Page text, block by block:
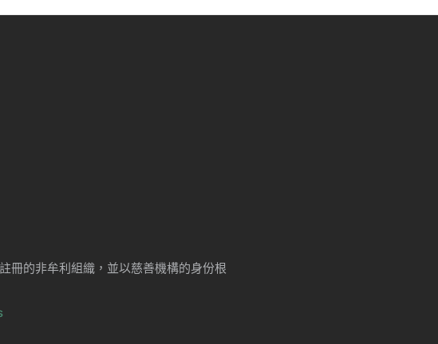
冊的非牟利組織，並以慈善機構的身份根